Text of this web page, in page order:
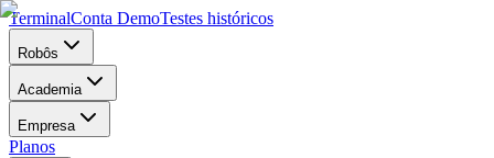
TerminalConta DemoTestes históricos
Robôs
Academia
Empresa
Planos